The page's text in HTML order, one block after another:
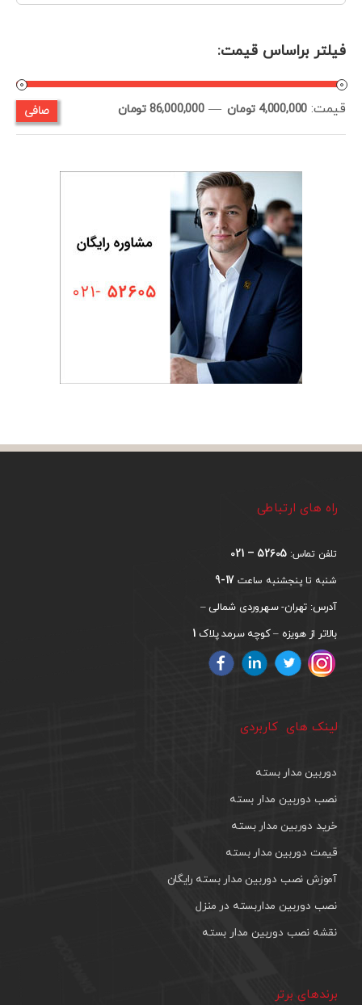
فیلتر براساس قیمت:
حداقل
قیمت
حداكثر
قيمت
صافی قيمت: 4,000,000 تومان —86,000,000 تومان
راه های ارتباطی
تلفن تماس: 52605 – 021
شنبه تا پنجشنبه ساعت 17-9
آدرس: تهران- سهروردی شمالی –
بالاتر از هویزه – کوچه سرمد پلاک 1
لینک های کاربردی
دوربین مدار بسته
نصب دوربین مدار بسته
خرید دوربین مدار بسته
قیمت دوربین مدار بسته
آموزش نصب دوربین مدار بسته رایگان
نصب دوربین مداربسته در منزل
نقشه نصب دوربین مدار بسته
برندهای برتر